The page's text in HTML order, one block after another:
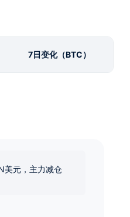
7日变化（BTC）
美元，主力减仓